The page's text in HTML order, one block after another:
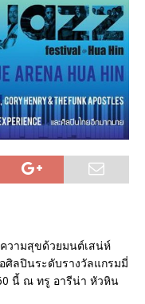
วามสุขด้วยมนต์เสน่ห์
ศิลปินระดับรางวัลแกรมมี่
นี้ ณ ทรู อารีน่า หัวหิน